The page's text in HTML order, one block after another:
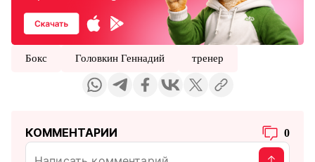
Бокс Головкин Геннадий тренер
КОММЕНТАРИИ 0